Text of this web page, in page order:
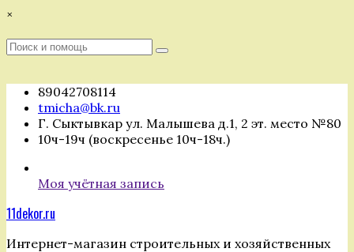
Перейти
содержимому
×
Поиск
Поиск
89042708114
tmicha@bk.ru
Г. Сыктывкар ул. Малышева д.1, 2 эт. место №80
10ч-19ч (воскресенье 10ч-18ч.)
Моя учётная запись
11dekor.ru
Интернет-магазин строительных и хозяйственных